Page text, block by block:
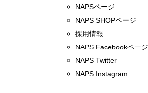
NAPSページ
NAPS SHOPページ
採用情報
NAPS Facebookページ
NAPS Twitter
NAPS Instagram